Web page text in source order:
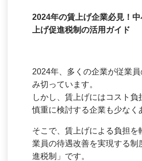
2024年の賃上げ企業必見！
上げ促進税制の活用ガイド
2024年、多くの企業が従業
み切っています。
しかし、賃上げにはコスト負
慎重に検討する企業も少なく
そこで、賃上げによる負担を
業員の待遇改善を実現する制
進税制」です。